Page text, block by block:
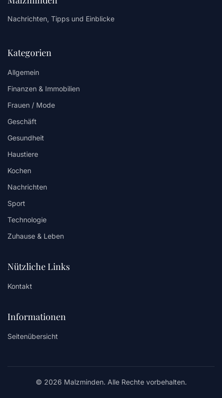
Nachrichten, Tipps und Einblicke
Kategorien
Allgemein
Finanzen & Immobilien
Frauen / Mode
Geschäft
Gesundheit
Haustiere
Kochen
Nachrichten
Sport
Technologie
Zuhause & Leben
Nützliche Links
Kontakt
Informationen
Seitenübersicht
© 2026 Malzminden. Alle Rechte vorbehalten.